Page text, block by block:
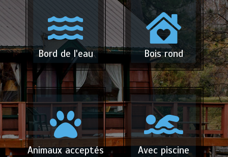
Bord de l'eau Bois rond
Animaux acceptés Avec piscine